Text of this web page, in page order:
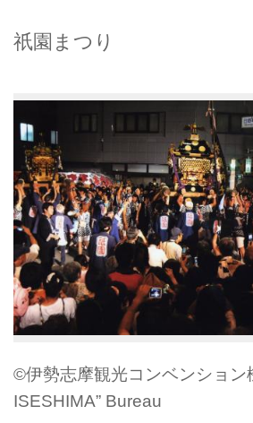
祇園まつり
©伊勢志摩観光コンベンション
ISESHIMA” Bureau